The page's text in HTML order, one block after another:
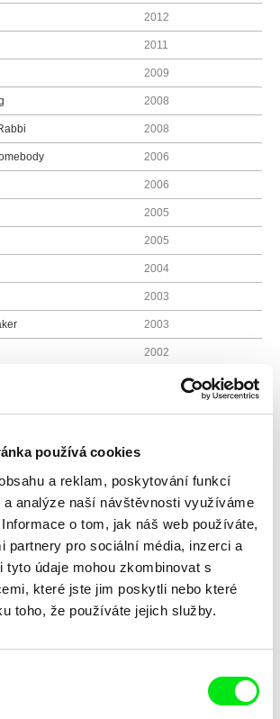
používá cookies
a reklam, poskytování funkcí
analýze naší návštěvnosti využíváme
o tom, jak náš web používáte,
partnery pro sociální média, inzerci a
tyto údaje mohou zkombinovat s
které jste jim poskytli nebo které
toho, že používáte jejich služby.
2012
2011
2009
2008
2008
2006
2006
2005
2005
2004
2003
2003
2002
2000
1999
1999
1998
1996